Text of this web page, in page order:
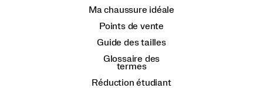
Ma chaussure idéale
Points de vente
Guide des tailles
Glossaire des
termes
Réduction étudiant